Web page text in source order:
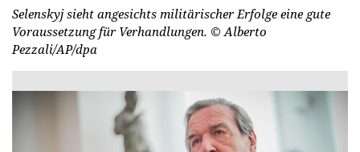
Selenskyj sieht angesichts militärischer Erfolge eine gute
Voraussetzung für Verhandlungen. © Alberto
Pezzali/AP/dpa